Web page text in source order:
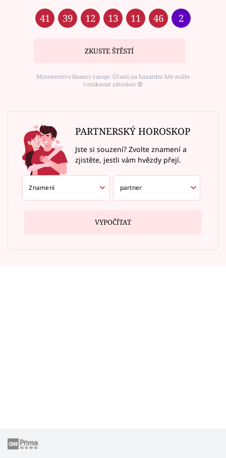
41 39 12 13 11 46 2
ZKUSTE ŠTĚSTÍ
Ministerstvo financí varuje: Účastí na hazardní hře může
vzniknout závislost ⑱
PARTNERSKÝ HOROSKOP
Jste si souzení? Zvolte znamení a
zjistěte, jestli vám hvězdy přejí.
VYPOČÍTAT